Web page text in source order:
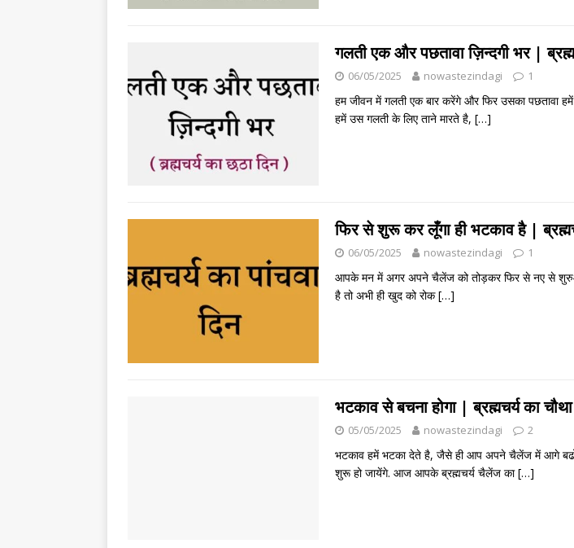
गलती एक और पछतावा ज़िन्दगी भर |
06/05/2025 nowastezindagi 1
हम जीवन में गलती एक बार करेंगे और फिर उसका पछतावा हमें
हमें उस गलती के लिए ताने मारते है, […]
फिर से शुरू कर लूँगा ही भटकाव है |
06/05/2025 nowastezindagi 1
आपके मन में अगर अपने चैलेंज को तोड़कर फिर से नए से
है तो अभी ही खुद को रोक[…]
भटकाव से बचना होगा | ब्रह्मचर्य का
05/05/2025 nowastezindagi 2
भटकाव हमें भटका देते है, जैसे ही आप अपने चैलेंज में आगे
शुरू हो जायेंगे. आज आपके ब्रह्मचर्य चैलेंज का[…]